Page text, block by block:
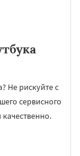
Не рискуйте с
сервисного